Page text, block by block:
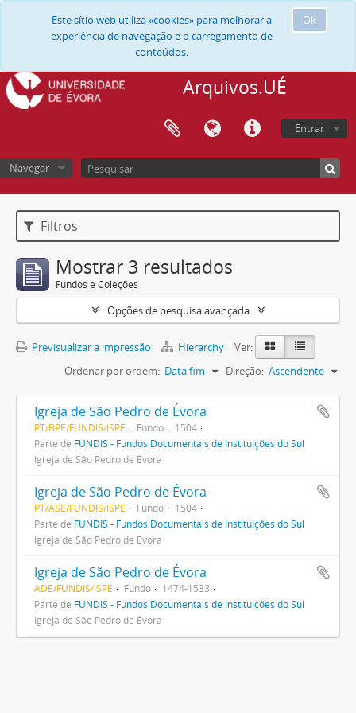
Ok
Este sítio web utiliza «cookies» para melhorar a
experiência de navegação e o carregamento de
conteúdos.
Arquivos.UÉ
Entrar
Navegar
Filtros
Mostrar 3 resultados
Fundos e Coleções
Opções de pesquisa avançada
Previsualizar a impressão Hierarchy
Ver:
Ordenar por ordem: Data fim Direção: Ascendente
Igreja de São Pedro de Évora
PT/BPE/FUNDIS/ISPE Fundo
1504
Parte de FUNDIS - Fundos Documentais de Instituições do Sul
Igreja de São Pedro de Évora
Igreja de São Pedro de Évora
PT/ASE/FUNDIS/ISPE Fundo
1504
Parte de FUNDIS - Fundos Documentais de Instituições do Sul
Igreja de São Pedro de Évora
Igreja de São Pedro de Évora
ADE/FUNDIS/ISPE Fundo
1474-1533
Parte de FUNDIS - Fundos Documentais de Instituições do Sul
Igreja de São Pedro de Évora